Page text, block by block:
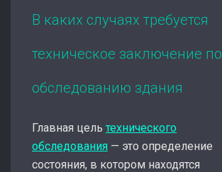
В каких случаях требуется
техническое заключение по
обследованию здания
Главная цель технического
обследования — это определение
состояния, в котором находятся